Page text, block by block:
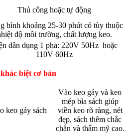
Thủ công hoặc tự động
bình khoảng 25-30 phút có tùy thuộc
độ môi trường, chất lượng keo.
dân dụng 1 pha: 220V 50Hz hoặc
110V 60Hz
biệt cơ bản
keo gáy sách
Vào keo gáy và keo
mép bìa sách giúp
viền keo rõ ràng, nét
đẹp, sách thêm chắc
chắn và thẩm mỹ cao.